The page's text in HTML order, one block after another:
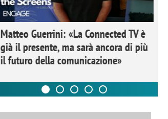
Matteo Guerrini: «La Connected TV è
già il presente, ma sarà ancora di più
il futuro della comunicazione»